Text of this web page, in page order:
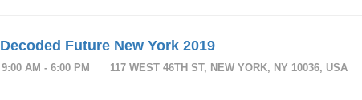
Decoded Future New York 2019
9:00 AM - 6:00 PM 117 WEST 46TH ST, NEW YORK, NY 10036, USA